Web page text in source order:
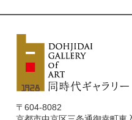
〒604-8082